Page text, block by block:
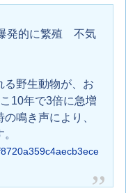
発的に繁殖 不気
野生動物が、お
10年で3倍に急増
鳴き声により、